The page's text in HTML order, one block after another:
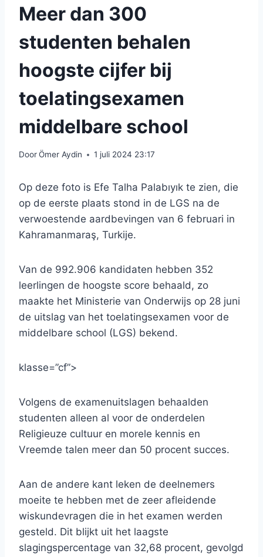
Meer dan 300
studenten behalen
hoogste cijfer bij
toelatingsexamen
middelbare school
DoorÖmer Aydin 1 juli 2024 23:17
Op deze foto is Efe Talha Palabıyık te zien, die
op de eerste plaats stond in de LGS na de
verwoestende aardbevingen van 6 februari in
Kahramanmaraş, Turkije.
Van de 992.906 kandidaten hebben 352
leerlingen de hoogste score behaald, zo
maakte het Ministerie van Onderwijs op 28 juni
de uitslag van het toelatingsexamen voor de
middelbare school (LGS) bekend.
klasse=”cf”>
Volgens de examenuitslagen behaalden
studenten alleen al voor de onderdelen
Religieuze cultuur en morele kennis en
Vreemde talen meer dan 50 procent succes.
Aan de andere kant leken de deelnemers
moeite te hebben met de zeer afleidende
wiskundevragen die in het examen werden
gesteld. Dit blijkt uit het laagste
slagingspercentage van 32,68 procent, gevolgd